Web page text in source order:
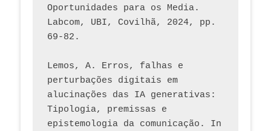
Oportunidades para os Media.
Labcom, UBI, Covilhã, 2024, pp.
69-82.
Lemos, A. Erros, falhas e
perturbações digitais em
alucinações das IA generativas:
Tipologia, premissas e
epistemologia da comunicação. In